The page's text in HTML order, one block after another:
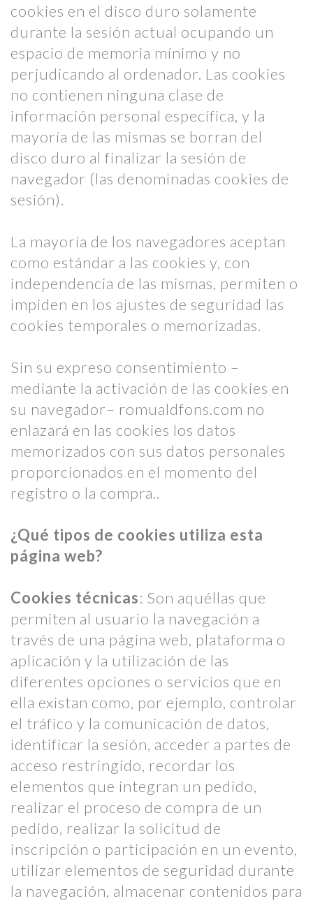
cookies en el disco duro solamente
durante la sesión actual ocupando un
espacio de memoria mínimo y no
perjudicando al ordenador. Las cookies
no contienen ninguna clase de
información personal específica, y la
mayoría de las mismas se borran del
disco duro al finalizar la sesión de
navegador (las denominadas cookies de
sesión).
La mayoría de los navegadores aceptan
como estándar a las cookies y, con
independencia de las mismas, permiten o
impiden en los ajustes de seguridad las
cookies temporales o memorizadas.
Sin su expreso consentimiento –
mediante la activación de las cookies en
su navegador– romualdfons.com no
enlazará en las cookies los datos
memorizados con sus datos personales
proporcionados en el momento del
registro o la compra..
¿Qué tipos de cookies utiliza esta
página web?
Cookies técnicas: Son aquéllas que
permiten al usuario la navegación a
través de una página web, plataforma o
aplicación y la utilización de las
diferentes opciones o servicios que en
ella existan como, por ejemplo, controlar
el tráfico y la comunicación de datos,
identificar la sesión, acceder a partes de
acceso restringido, recordar los
elementos que integran un pedido,
realizar el proceso de compra de un
pedido, realizar la solicitud de
inscripción o participación en un evento,
utilizar elementos de seguridad durante
la navegación, almacenar contenidos para